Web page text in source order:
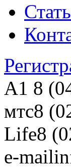
A1 8
мтс8
Life8
e-mail